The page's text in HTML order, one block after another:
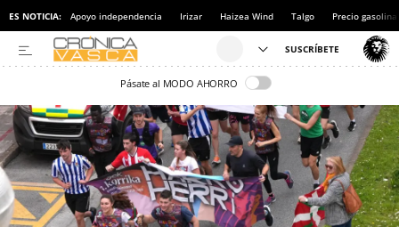
ES NOTICIA: Apoyo independencia Irizar Haizea Wind Talgo Precio gasolina
Pásate al MODO AHORRO